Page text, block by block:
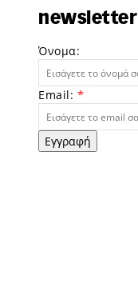
newsletter
Όνομα:
Email: *
Εγγραφή